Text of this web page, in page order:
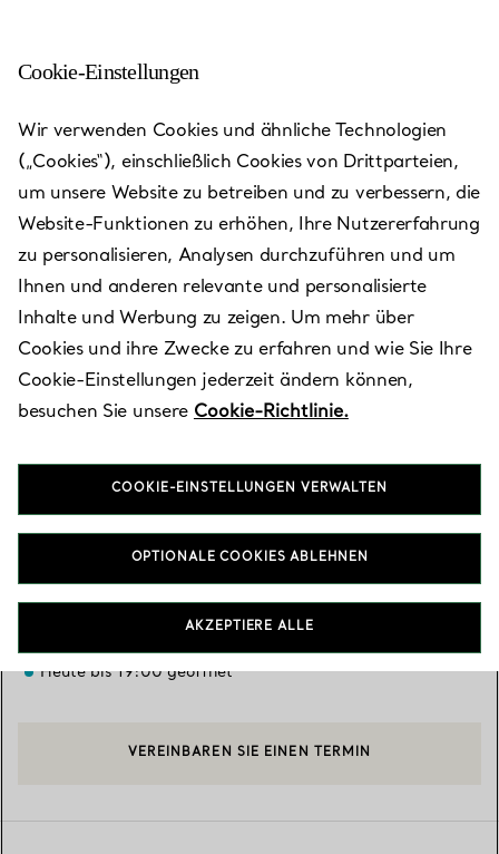
Venice - San
Marco
Heute bis 19:00 geöffnet
VEREINBAREN SIE EINEN TERMIN
Cookie-Einstellungen
Wir verwenden Cookies und ähnliche Technologien
(„Cookies“), einschließlich Cookies von Drittparteien,
um unsere Website zu betreiben und zu verbessern, die
Website-Funktionen zu erhöhen, Ihre Nutzererfahrung
zu personalisieren, Analysen durchzuführen und um
Ihnen und anderen relevante und personalisierte
Inhalte und Werbung zu zeigen. Um mehr über
Cookies und ihre Zwecke zu erfahren und wie Sie Ihre
Cookie-Einstellungen jederzeit ändern können,
besuchen Sie unsere Cookie-Richtlinie.
COOKIE-EINSTELLUNGEN VERWALTEN
OPTIONALE COOKIES ABLEHNEN
AKZEPTIERE ALLE